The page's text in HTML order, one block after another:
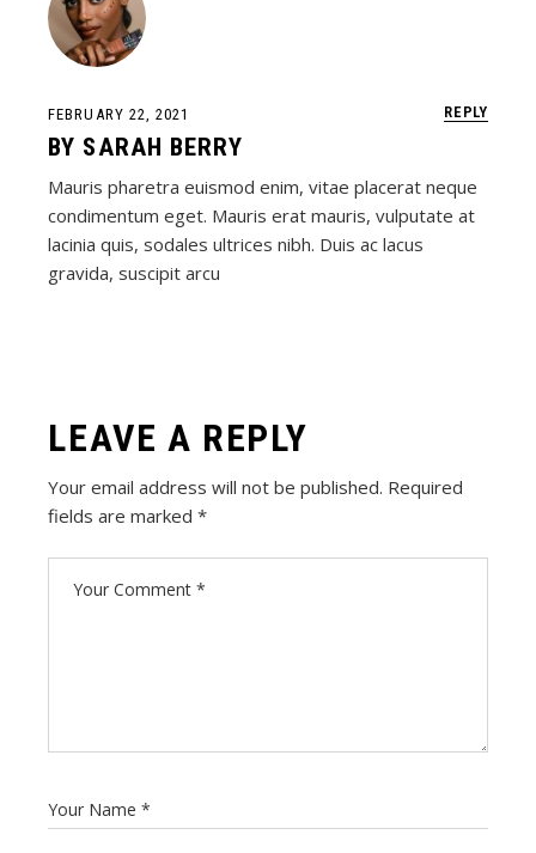
REPLY
FEBRUARY 22, 2021
BY SARAH BERRY
Mauris pharetra euismod enim, vitae placerat neque
condimentum eget. Mauris erat mauris, vulputate at
lacinia quis, sodales ultrices nibh. Duis ac lacus
gravida, suscipit arcu
LEAVE A REPLY
Your email address will not be published. Required
fields are marked*